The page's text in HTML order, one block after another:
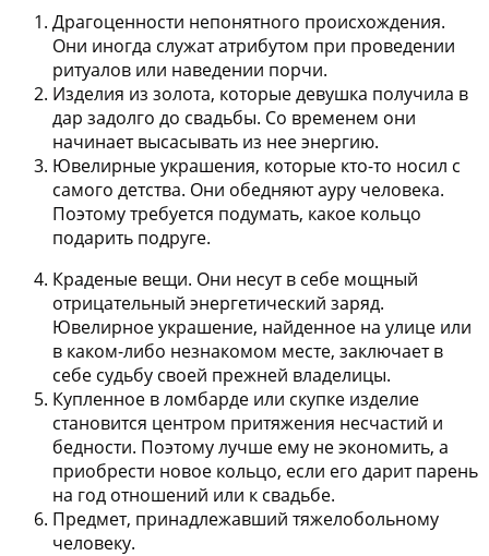
Драгоценности непонятного происхождения.
Они иногда служат атрибутом при проведении
ритуалов или наведении порчи.
Изделия из золота, которые девушка получила в
дар задолго до свадьбы. Со временем они
начинает высасывать из нее энергию.
Ювелирные украшения, которые кто-то носил с
самого детства. Они обедняют ауру человека.
Поэтому требуется подумать, какое кольцо
подарить подруге.
Краденые вещи. Они несут в себе мощный
отрицательный энергетический заряд.
Ювелирное украшение, найденное на улице или
в каком-либо незнакомом месте, заключает в
себе судьбу своей прежней владелицы.
Купленное в ломбарде или скупке изделие
становится центром притяжения несчастий и
бедности. Поэтому лучше ему не экономить, а
приобрести новое кольцо, если его дарит парень
на год отношений или к свадьбе.
Предмет, принадлежавший тяжелобольному
человеку.